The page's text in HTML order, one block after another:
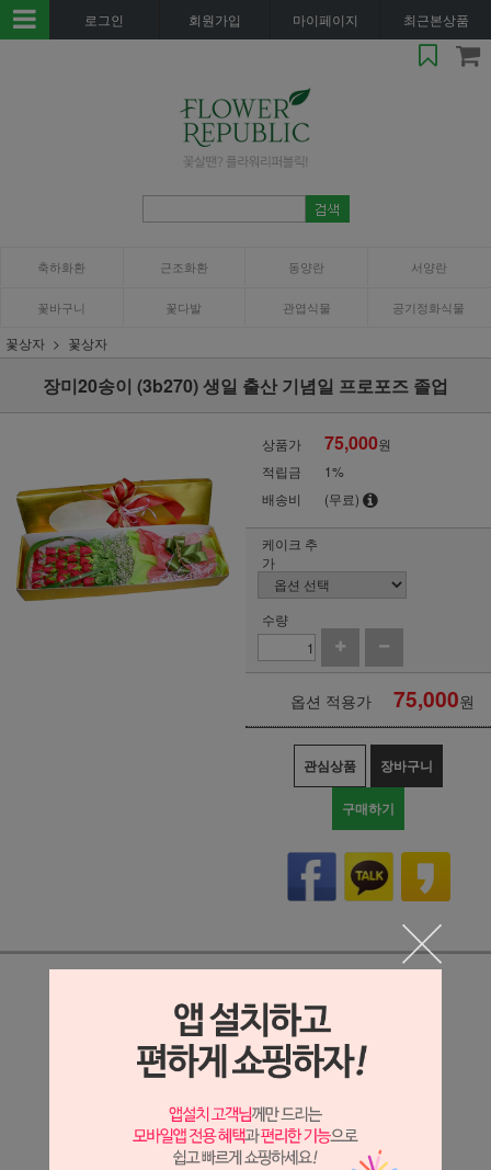
로그인 회원가입 마이페이지 최근본상품
축하화환 근조화환 동양란 서양란
꽃바구니 꽃다발 관엽식물 공기정화식물
꽃상자 꽃상자
장미20송이 (3b270) 생일 출산 기념일 프로포즈 졸업
상품가 75,000원
적립금
1%
배송비
(무료)
케이크 추
가
수량
옵션 적용가 75,000원
관심상품 장바구니
구매하기
상세정보 새창 열기
상세 정보를 확대해 보실 수 있습니다.
※ 필독해주세요 ※
장미는 시세 변동에 따라 가격이 달라질 수 있으니